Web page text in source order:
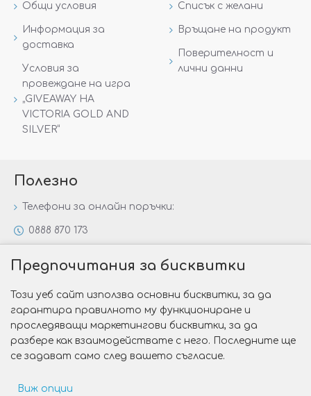
Общи условия
Информация за
доставка
Условия за
провеждане на игра
„GIVEAWAY НА
VICTORIA GOLD AND
SILVER“
Списък с желани
Връщане на продукт
Поверителност и
лични данни
Полезно
Телефони за онлайн поръчки:
0888 870 173
Специални предложения
Защо да изберете Victoria Gold&Silver?
Как да изберем годежен пръстен?
Предпочитания за бисквитки
Този уеб сайт използва основни бисквитки, за да
гарантира правилното му функциониране и
проследяващи маркетингови бисквитки, за да
разбере как взаимодействате с него. Последните ще
се задават само след вашето съгласие.
Виж опции